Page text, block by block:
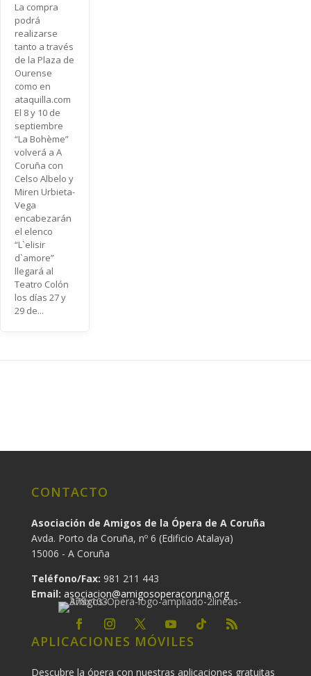
La compra
podrá
realizarse
tanto a través
de la Plaza de
Ourense
como en
ataquilla.com
El 8 y 10 de
septiembre
“La Bohème”
volverá a A
Coruña con
Celso Albelo y
Miren Urbieta-
Vega
encabezarán
el elenco
“L`elisir
d`amore”
llegará al
Teatro Colón
los días 27 y
29 de...
CONTACTO
Asociación de Amigos de la Ópera de A Coruña
Avda. Porto da Coruña, nº 6 (Edificio Atalaya)
15006 - A Coruña
Teléfono/Fax: 981 211 443
Email: asociacion@amigosoperacoruna.org
APLICACIONES MÓVILES
Descubre la ópera con nuestras aplicaciones gratuitas